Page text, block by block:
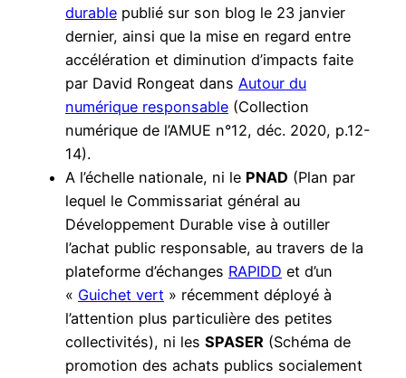
durable publié sur son blog le 23 janvier
dernier, ainsi que la mise en regard entre
accélération et diminution d’impacts faite
par David Rongeat dans Autour du
numérique responsable (Collection
numérique de l’AMUE n°12, déc. 2020, p.12-
14).
A l’échelle nationale, ni le PNAD (Plan par
lequel le Commissariat général au
Développement Durable vise à outiller
l’achat public responsable, au travers de la
plateforme d’échanges RAPIDD et d’un
« Guichet vert » récemment déployé à
l’attention plus particulière des petites
collectivités), ni les SPASER (Schéma de
promotion des achats publics socialement